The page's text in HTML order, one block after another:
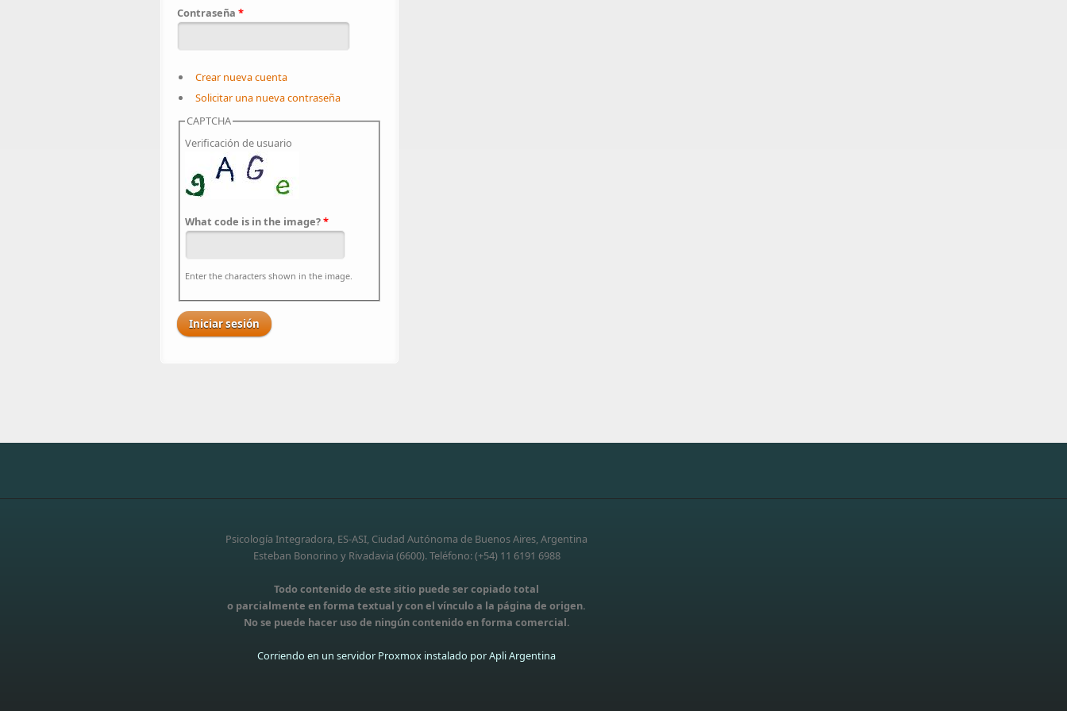
Contraseña *
Crear nueva cuenta
Solicitar una nueva contraseña
CAPTCHA
Verificación de usuario
What code is in the image?*
Enter the characters shown in the image.
Psicología Integradora, ES-ASI, Ciudad Autónoma de Buenos Aires, Argentina
Esteban Bonorino y Rivadavia (6600). Teléfono: (+54) 11 6191 6988
Todo contenido de este sitio puede ser copiado total
o parcialmente en forma textual y con el vínculo a la página de origen.
No se puede hacer uso de ningún contenido en forma comercial.
Corriendo en un servidor Proxmox instalado por Apli Argentina